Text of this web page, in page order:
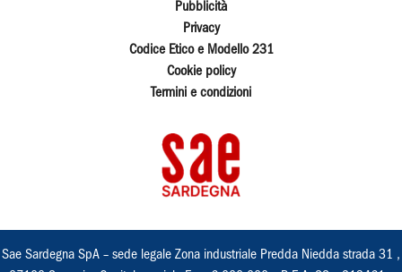
Pubblicità
Privacy
Codice Etico e Modello 231
Cookie policy
Termini e condizioni
Sae Sardegna SpA – sede legale Zona industriale Predda Niedda strada 31 ,